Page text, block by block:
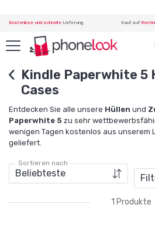
Kostenlose und schnelleLieferung Kauf auf
Kindle Paperwhite 5
Cases
Entdecken Sie alle unsere Hüllen und
Paperwhite 5 zu sehr
wenigen Tagen kostenlos aus unserem
geliefert.
Sortieren nach
1 Produkte